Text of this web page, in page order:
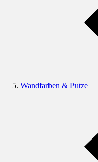
Wandfarben & Putze